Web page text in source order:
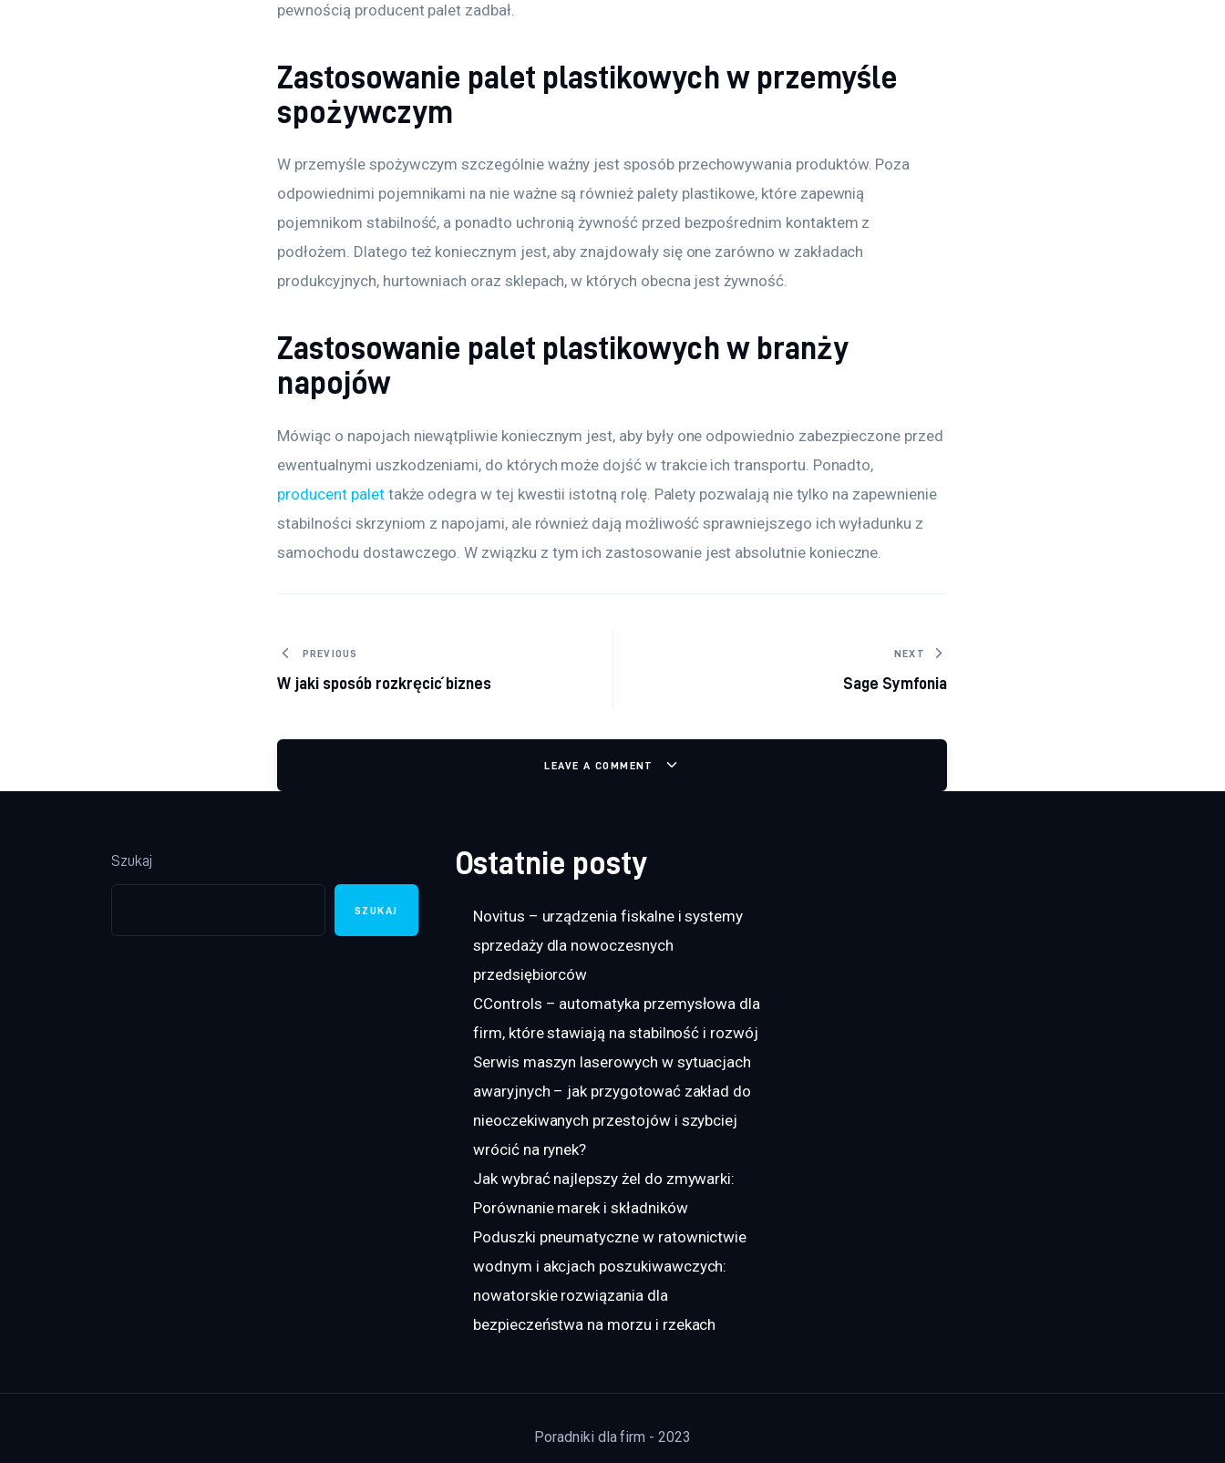
pewnością producent palet zadbał.
Zastosowanie palet plastikowych w przemyśle
spożywczym
W przemyśle spożywczym szczególnie ważny jest sposób przechowywania produktów. Poza
odpowiednimi pojemnikami na nie ważne są również palety plastikowe, które zapewnią
pojemnikom stabilność, a ponadto uchronią żywność przed bezpośrednim kontaktem z
podłożem. Dlatego też koniecznym jest, aby znajdowały się one zarówno w zakładach
produkcyjnych, hurtowniach oraz sklepach, w których obecna jest żywność.
Zastosowanie palet plastikowych w branży
napojów
Mówiąc o napojach niewątpliwie koniecznym jest, aby były one odpowiednio zabezpieczone przed
ewentualnymi uszkodzeniami, do których może dojść w trakcie ich transportu. Ponadto,
producent palet także odegra w tej kwestii istotną rolę. Palety pozwalają nie tylko na zapewnienie
stabilności skrzyniom z napojami, ale również dają możliwość sprawniejszego ich wyładunku z
samochodu dostawczego. W związku z tym ich zastosowanie jest absolutnie konieczne.
Nawigacja wpisu
PREVIOUS
W jaki sposób rozkręcić biznes
NEXT
Sage Symfonia
LEAVE A COMMENT
Szukaj
SZUKAJ
Ostatnie posty
Novitus – urządzenia fiskalne i systemy
sprzedaży dla nowoczesnych
przedsiębiorców
CControls – automatyka przemysłowa dla
firm, które stawiają na stabilność i rozwój
Serwis maszyn laserowych w sytuacjach
awaryjnych – jak przygotować zakład do
nieoczekiwanych przestojów i szybciej
wrócić na rynek?
Jak wybrać najlepszy żel do zmywarki:
Porównanie marek i składników
Poduszki pneumatyczne w ratownictwie
wodnym i akcjach poszukiwawczych:
nowatorskie rozwiązania dla
bezpieczeństwa na morzu i rzekach
Poradniki dla firm - 2023